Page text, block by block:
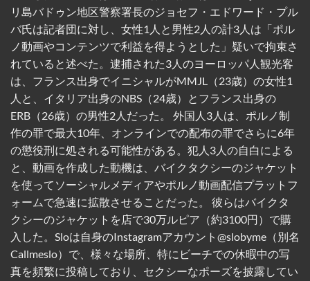
リ島バドゥン地区警察署長のジョセフ・エドワード・プル
バ氏は記者団に対し、女性1人と男性2人の計3人は「ポル
ノ動画やコンテンツで利益を得ようとした」疑いで拘束さ
れていると述べた。逮捕された3人のヨーロッパ人観光客
は、フランス出身でイニシャルがMMJL（23歳）の女性1
人と、イタリア出身のNBS（24歳）とフランス出身の
ERB（26歳）の男性2人だった。 外国人3人は、ポルノ制
作の罪で最大10年、オンラインでの配布の罪でさらに6年
の懲役刑に処される可能性がある。犯人3人の自白による
と、動画を作成した動機は、バイクタクシーのジャケット
を使ってソーシャルメディアやポルノ動画配信プラットフ
ォームで急速に拡散させることだった。 彼らはバイクタ
クシーのジャケットを店で30万ルピア（約3100円）で購
入した。Sloは自身のInstagramアカウント@slobyme（別名
Callmeslo）で、様々な場所、特にビーチでの休暇中の写
真を頻繁に投稿しており、セクシーなポーズを披露してい